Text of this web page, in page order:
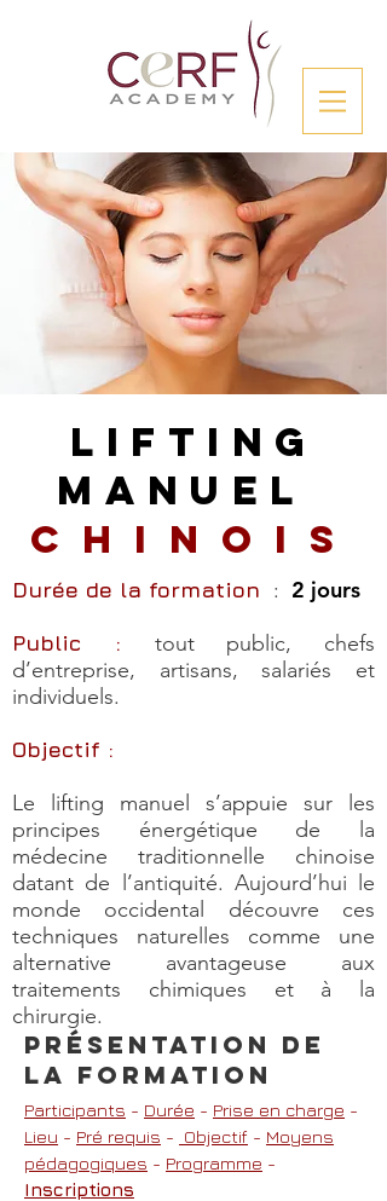
LIFTING
MANUEL
CHINOIS
Durée de la formation : 2 jours
Public : tout public, chefs
d’entreprise, artisans, salariés et
individuels.
Objectif :
Le lifting manuel s’appuie sur les
principes énergétique de la
médecine traditionnelle chinoise
datant de l’antiquité. Aujourd’hui le
monde occidental découvre ces
techniques naturelles comme une
alternative avantageuse aux
traitements chimiques et à la
chirurgie.
Présentation de
lA FORMATION
Participants - Durée - Prise en charge -
Lieu - Pré requis - Objectif - Moyens
pédagogiques - Programme -
Inscriptions